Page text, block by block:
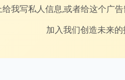
我写私人信息,或者给这个广
加入我们创造未来的